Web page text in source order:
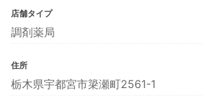
店舗タイプ
調剤薬局
住所
栃木県宇都宮市簗瀬町2561-1